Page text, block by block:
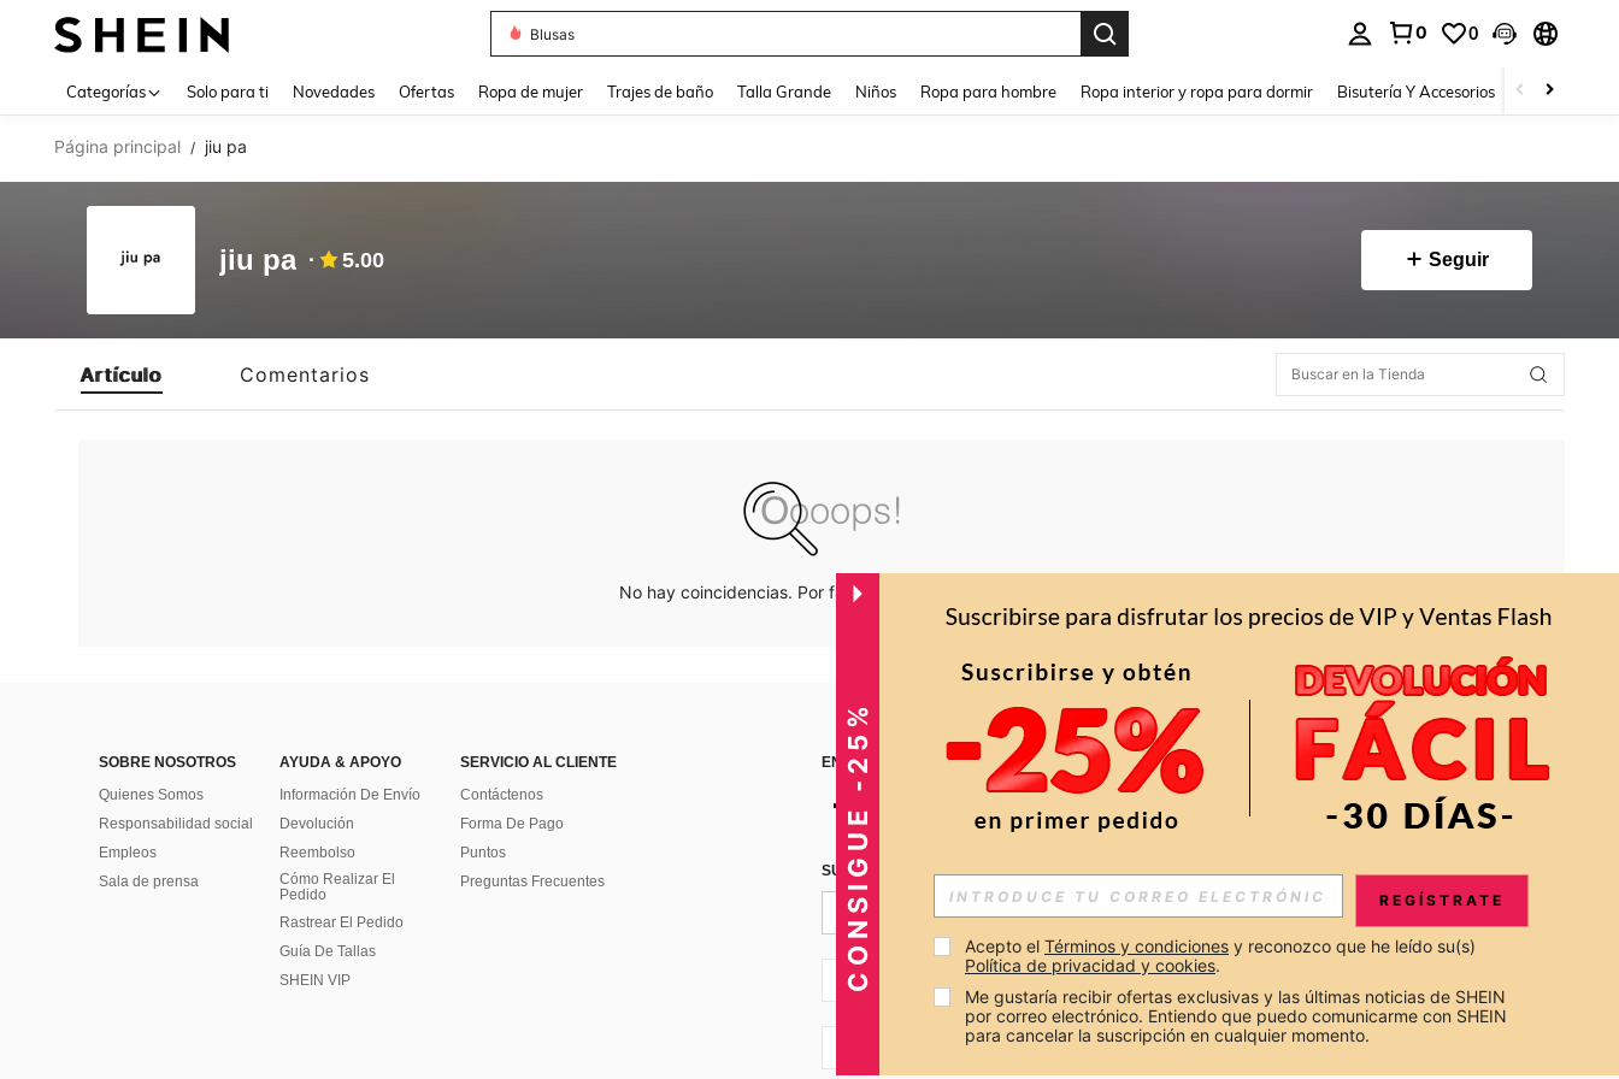
Blusas
0 0
Categorías Solo para ti Novedades Ofertas Ropa de mujer Trajes de baño Talla Grande Niños Ropa para hombre Ropa interior y ropa para dormir Bisutería Y Accesorios Zapatos
Página principal / jiu pa
jiu pa 5.00 Seguir
Artículo Comentarios
No hay coincidencias. Por favor inténtalo de nuevo.
SOBRE NOSOTROS
Quienes Somos
Responsabilidad social
Empleos
Sala de prensa
AYUDA & APOYO
Información De Envío
Devolución
Reembolso
Cómo Realizar El
Pedido
Rastrear El Pedido
Guía De Tallas
SHEIN VIP
SERVICIO AL CLIENTE
Contáctenos
Forma De Pago
Puntos
Preguntas Frecuentes
ENCUÉNTRANOS EN APP
SUSCRÍBETE PARA RECIBIR OFERTAS EXCLUSIVAS, PROMOCIONES Y NOTICIAS DE SHEIN
CO + 57
CONSIGUE -25% REGÍSTRATE
Acepto el Términos y condiciones y reconozco que he leído su(s)
Política de privacidad y cookies.
Me gustaría recibir ofertas exclusivas y las últimas noticias de SHEIN
por correo electrónico. Entiendo que puedo comunicarme con SHEIN
para cancelar la suscripción en cualquier momento.